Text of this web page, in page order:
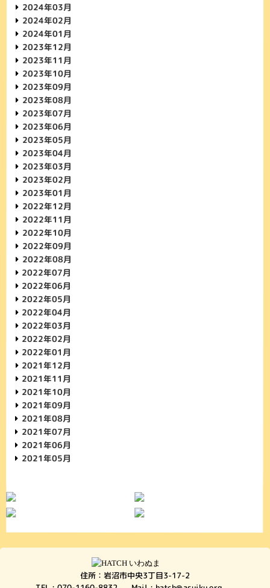
2024年03月
2024年02月
2024年01月
2023年12月
2023年11月
2023年10月
2023年09月
2023年08月
2023年07月
2023年06月
2023年05月
2023年04月
2023年03月
2023年02月
2023年01月
2022年12月
2022年11月
2022年10月
2022年09月
2022年08月
2022年07月
2022年06月
2022年05月
2022年04月
2022年03月
2022年02月
2022年01月
2021年12月
2021年11月
2021年10月
2021年09月
2021年08月
2021年07月
2021年06月
2021年05月
住所：岩沼市中央3丁目3-17-2